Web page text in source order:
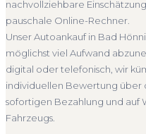
Rheinland-Pfalz
nachvollziehbare
pauschale Online-Rechner.
Unser Autoankauf in Bad
möglichst viel Aufwand
digital oder telefonisch, wir
individuellen Bewertung über
sofortigen Bezahlung und auf
Fahrzeugs.